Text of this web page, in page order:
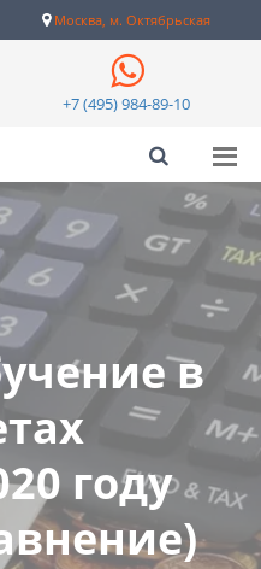
Москва, м. Октябрьская
+7 (495) 984-89-10
в
году